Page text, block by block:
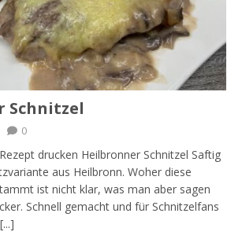
Schnitzel
0
drucken Heilbronner Schnitzel Saftig
aus Heilbronn. Woher diese
ist nicht klar, was man aber sagen
Schnell gemacht und für Schnitzelfans
[...]